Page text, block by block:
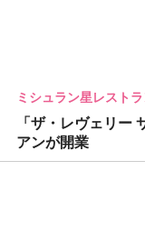
ミシュラン星レスト
「ザ・レヴェリー
アンが開業